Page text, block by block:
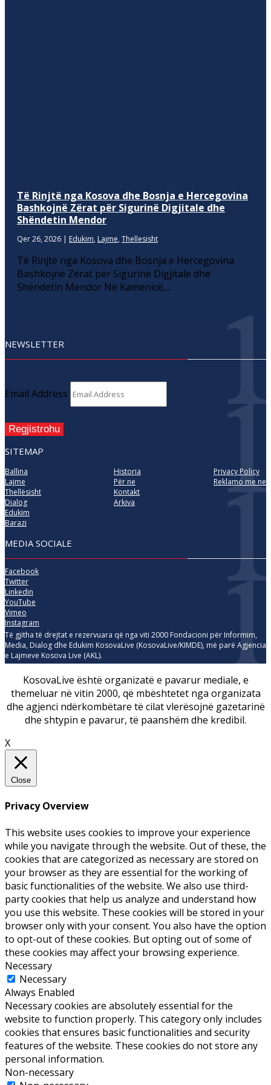
Të Rinjtë nga Kosova dhe Bosnja e Hercegovina
Bashkojnë Zërat për Sigurinë Digjitale dhe
Shëndetin Mendor
Qer 26, 2026 | Edukim, Lajme, Thellesisht
Të Rinjtë nga Kosova dhe Bosnja e Hercegovina
Bashkojnë Zërat për Sigurinë Digjitale dhe
Shëndetin Mendor Në Kamenicë,...
NEWSLETTER
Email Address
Regjistrohu
SITEMAP
Ballina
Lajme
Thellësisht
Dialog
Edukim
Barazi
Historia
Për ne
Kontakt
Arkiva
Privacy Policy
Reklamo me ne
MEDIA SOCIALE
Facebook
Twitter
Linkedin
YouTube
Vimeo
Instagram
Të gjitha të drejtat e rezervuara që nga viti 2000 Fondacioni për Informim,
Media, Dialog dhe Edukim KosovaLive (KosovaLive/KIMDE), më parë Agjencia
e Lajmeve Kosova Live (AKL).
KosovaLive është organizatë e pavarur mediale, e
themeluar në vitin 2000, që mbështetet nga organizata
dhe agjenci ndërkombëtare të cilat vlerësojnë gazetarinë
dhe shtypin e pavarur, të paanshëm dhe kredibil.
X
Close
Privacy Overview
This website uses cookies to improve your experience
while you navigate through the website. Out of these, the
cookies that are categorized as necessary are stored on
your browser as they are essential for the working of
basic functionalities of the website. We also use third-
party cookies that help us analyze and understand how
you use this website. These cookies will be stored in your
browser only with your consent. You also have the option
to opt-out of these cookies. But opting out of some of
these cookies may affect your browsing experience.
Necessary
Necessary
Always Enabled
Necessary cookies are absolutely essential for the
website to function properly. This category only includes
cookies that ensures basic functionalities and security
features of the website. These cookies do not store any
personal information.
Non-necessary